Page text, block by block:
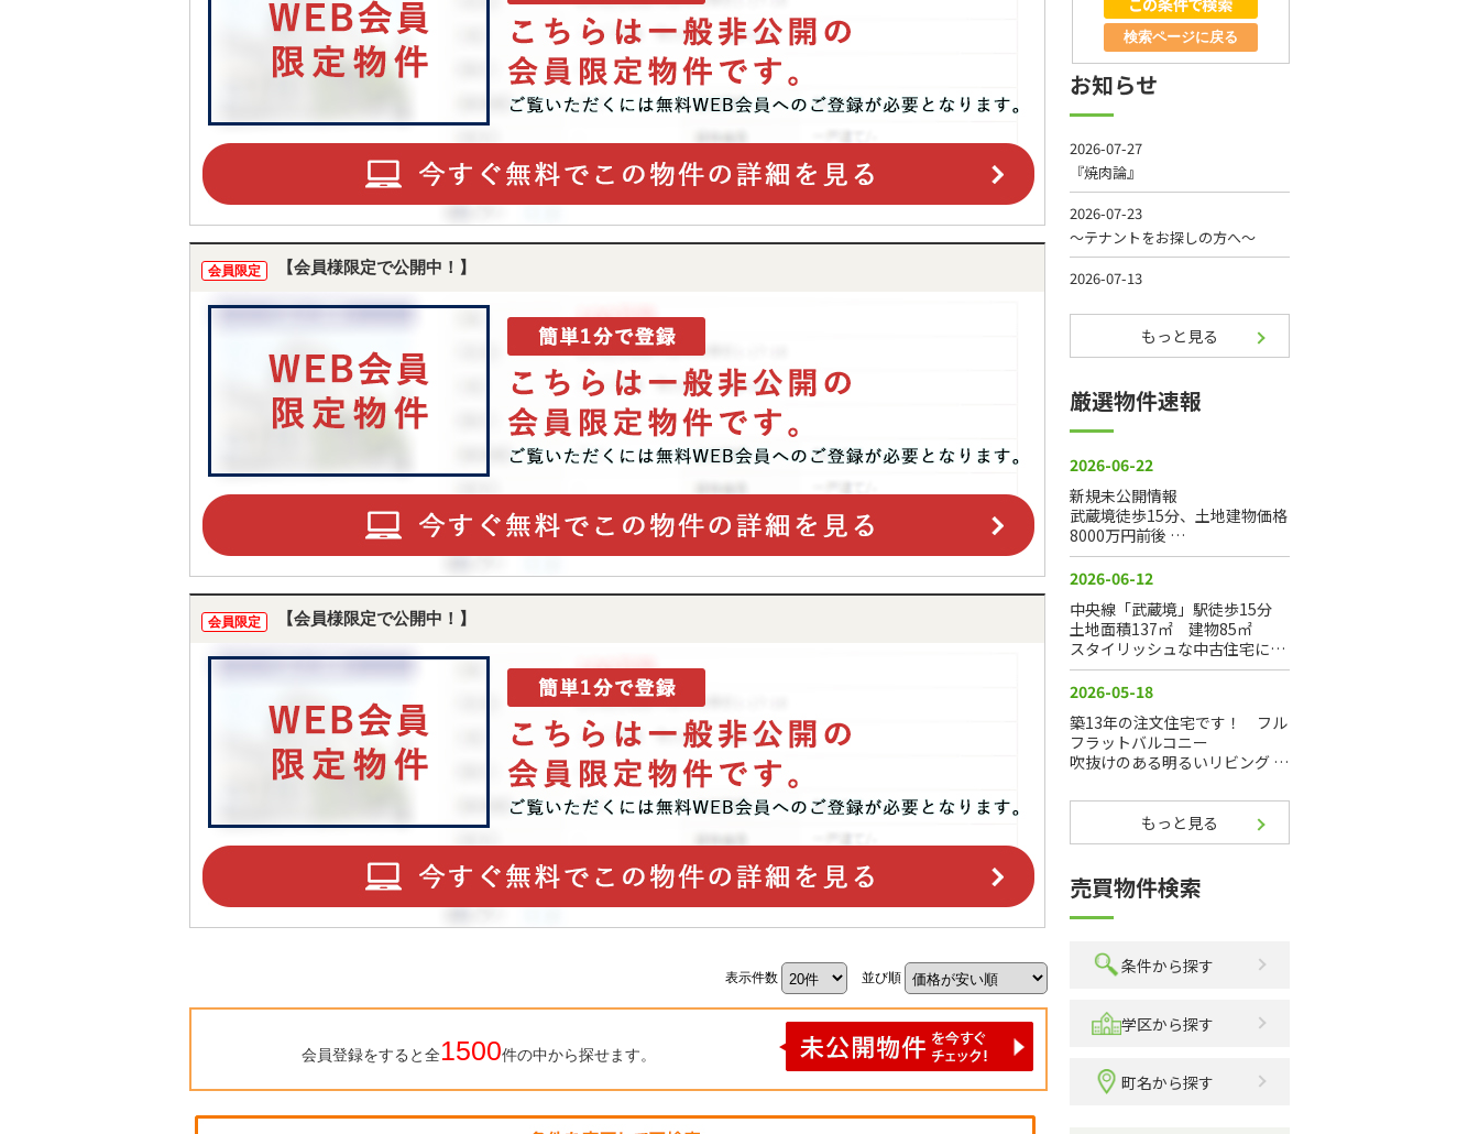
会員限定 【会員様限定で公開中！】
会員限定 【会員様限定で公開中！】
表示件数 並び順
会員登録をすると全1500件の中から探せます。
検索ページに戻る
お知らせ
もっと見る
厳選物件速報
もっと見る
売買物件検索
条件から探す
学区から探す
町名から探す